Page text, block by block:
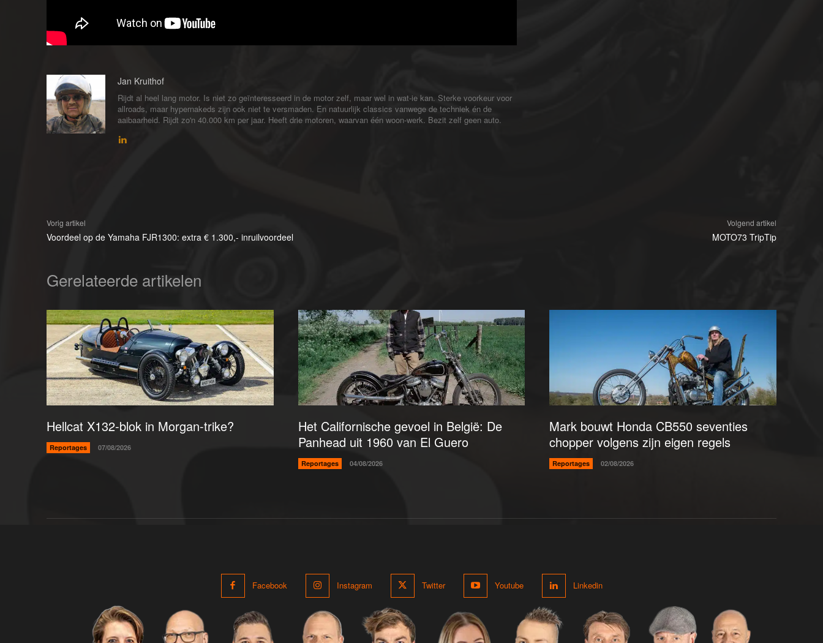
Jan Kruithof
Rijdt al heel lang motor. Is niet zo geïnteresseerd in de motor zelf, maar wel in wat-ie kan. Sterke voorkeur voor
allroads, maar hypernakeds zijn ook niet te versmaden. En natuurlijk classics vanwege de techniek én de
aaibaarheid. Rijdt zo'n 40.000 km per jaar. Heeft drie motoren, waarvan één woon-werk. Bezit zelf geen auto.
Vorig artikel
Voordeel op de Yamaha FJR1300: extra € 1.300,- inruilvoordeel
Volgend artikel
MOTO73 TripTip
Gerelateerde artikelen
Hellcat X132-blok in Morgan-trike?
Reportages 07/08/2026
Het Californische gevoel in België: De
Panhead uit 1960 van El Guero
Reportages 04/08/2026
Mark bouwt Honda CB550 seventies
chopper volgens zijn eigen regels
Reportages 02/08/2026
Facebook Instagram Twitter Youtube Linkedin